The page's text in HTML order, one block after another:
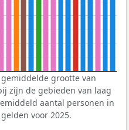
grootte van
zijn de gebieden van laag
aantal personen in
voor 2025.